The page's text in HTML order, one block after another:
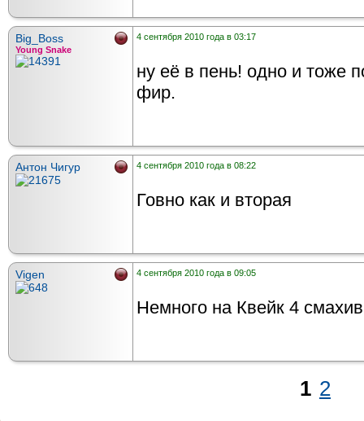
Big_Boss
Young Snake
4 сентября 2010 года в 03:17
ну её в пень! одно и тоже
фир.
Антон Чигур 4 сентября 2010 года в 08:22
Говно как и вторая
Vigen 4 сентября 2010 года в 09:05
Немного на Квейк 4
1 2